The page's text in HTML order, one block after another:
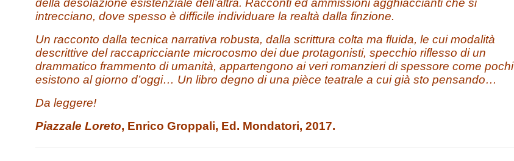
della desolazione esistenziale dell’altra. Racconti ed ammissioni agghiaccianti che si
intrecciano, dove spesso è difficile individuare la realtà dalla finzione.
Un racconto dalla tecnica narrativa robusta, dalla scrittura colta ma fluida, le cui modalità
descrittive del raccapricciante microcosmo dei due protagonisti, specchio riflesso di un
drammatico frammento di umanità, appartengono ai veri romanzieri di spessore come pochi
esistono al giorno d’oggi… Un libro degno di una pièce teatrale a cui già sto pensando…
Da leggere!
Piazzale Loreto, Enrico Groppali, Ed. Mondatori, 2017.